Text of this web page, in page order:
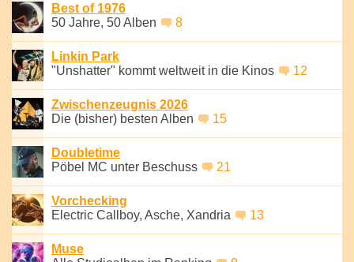
Best of 1976
50 Jahre, 50 Alben
8
Linkin Park
"Unshatter" kommt weltweit in die Kinos
12
Zwischenzeugnis 2026
Die (bisher) besten Alben
15
Doubletime
Pöbel MC unter Beschuss
21
Vorchecking
Electric Callboy, Asche, Xandria
13
Muse